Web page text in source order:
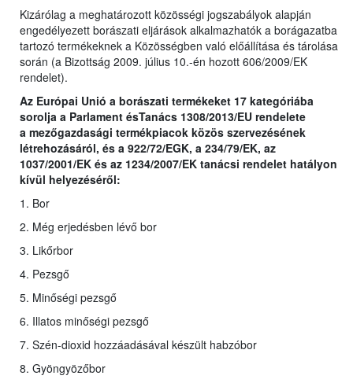
Kizárólag a meghatározott közösségi jogszabályok alapján
engedélyezett borászati eljárások alkalmazhatók a borágazatba
tartozó termékeknek a Közösségben való előállítása és tárolása
során (a Bizottság 2009. július 10.-én hozott 606/2009/EK
rendelet).
Az Európai Unió a borászati termékeket 17 kategóriába
sorolja a Parlament ésTanács 1308/2013/EU rendelete
a mezőgazdasági termékpiacok közös szervezésének
létrehozásáról, és a 922/72/EGK, a 234/79/EK, az
1037/2001/EK és az 1234/2007/EK tanácsi rendelet hatályon
kívül helyezéséről:
1. Bor
2. Még erjedésben lévő bor
3. Likőrbor
4. Pezsgő
5. Minőségi pezsgő
6. Illatos minőségi pezsgő
7. Szén-dioxid hozzáadásával készült habzóbor
8. Gyöngyözőbor